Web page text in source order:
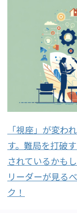
「視座」が変わ
す。難局を打破
されているかも
リーダーが見る
ク！